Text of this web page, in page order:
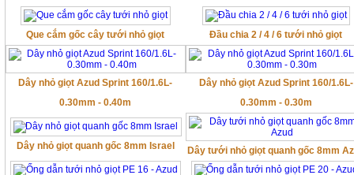
Que cắm gốc cây tưới nhỏ giọt Đầu chia 2 / 4 / 6 tưới nhỏ giọt
Dây nhỏ giọt Azud Sprint 160/1.6L-
0.30mm - 0.40m
Dây nhỏ giọt Azud Sprint 160/1.6L-
0.30mm - 0.30m
Dây nhỏ giọt quanh gốc 8mm Israel Dây tưới nhỏ giọt quanh gốc 8mm